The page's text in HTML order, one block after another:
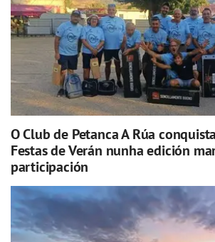
O Club de Petanca A Rúa
Festas de Verán nunha edición
participación